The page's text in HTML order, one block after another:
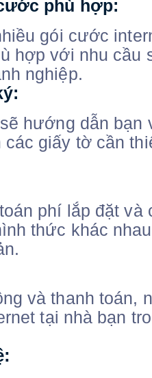
phù hợp:
gói cước
hợp với nhu cầu
nghiệp.
hướng dẫn bạn
các giấy tờ cần
phí lắp đặt và
thức khác
và thanh toán,
tại nhà bạn